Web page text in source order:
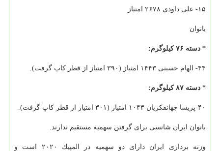
۱۵- علی داودی ۲۶۷۸ امتیاز
بانوان
* دسته ۷۶ كیلوگرم:
۴۴- الهام حسینی ۱۴۴۳ امتیاز (۳۹۰ امتیاز از قطر كاپ گرفت).
* دسته ۸۷ كیلوگرم:
۴۰-پریسا جهانفكریان ۱۰۴۳ امتیاز (۳۰۱ امتیاز از قطر كاپ گرفت).
بانوان ایران شانسی برای گرفتن سهمیه مستقیم ندارند.
وزنه برداری ایران دارای دو سهمیه در المپیك ۲۰۲۰ است و